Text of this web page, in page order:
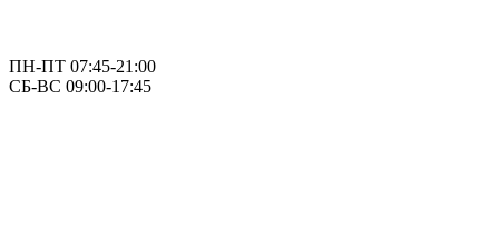
ПН-ПТ 07:45-21:00
СБ-ВС 09:00-17:45